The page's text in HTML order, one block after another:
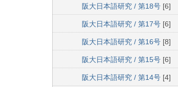
阪大日本語研究 / 第18号 [6]
阪大日本語研究 / 第17号 [6]
阪大日本語研究 / 第16号 [8]
阪大日本語研究 / 第15号 [6]
阪大日本語研究 / 第14号 [4]